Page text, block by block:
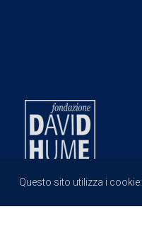
Questo sito utilizza i cookie: